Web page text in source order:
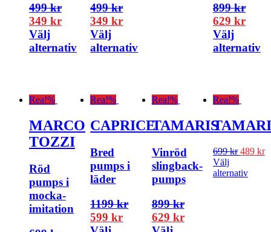
499kr
349 kr
Välj
alternativ
499kr
349kr
Välj
alternativ
899kr
629 kr
Välj
alternativ
Rea!%
MARCO
TOZZI
Röd
pumps i
mocka-
imitation
Rea!%
CAPRICE
Bred
pumps i
läder
1199kr
599kr
Rea!%
TAMARIS
Vinröd
slingback-
pumps
899kr
629 kr
Rea!%
699kr 489 kr
Välj
alternativ